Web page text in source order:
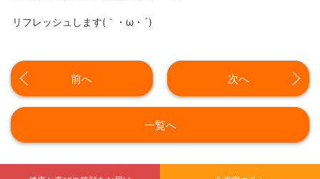
リフレッシュします(｀・ω・´)ゞ
前へ 次へ
一覧へ